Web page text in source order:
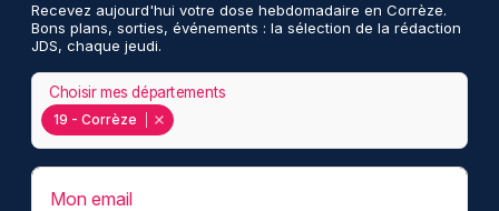
Recevez aujourd'hui votre dose hebdomadaire en Corrèze.
Bons plans, sorties, événements : la sélection de la rédaction
JDS, chaque jeudi.
19 - Corrèze
Choisir mes départements
Mon email